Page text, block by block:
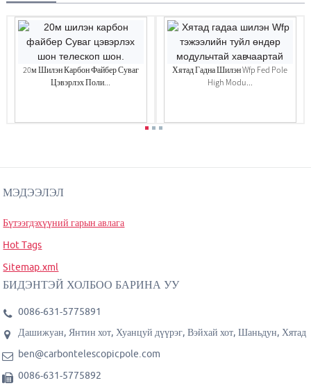
20м Шилэн Карбон Файбер Суваг
Цэвэрлэх Поли...
Хятад Гадна Шилэн Wfp Fed Pole
High Modu...
МЭДЭЭЛЭЛ
Бүтээгдэхүүний гарын авлага
Hot Tags
Sitemap.xml
БИДЭНТЭЙ ХОЛБОО БАРИНА УУ
0086-631-5775891
Дашижуан, Янтин хот, Хуанцуй дүүрэг, Вэйхай хот, Шаньдун, Хятад
ben@carbontelescopicpole.com
0086-631-5775892